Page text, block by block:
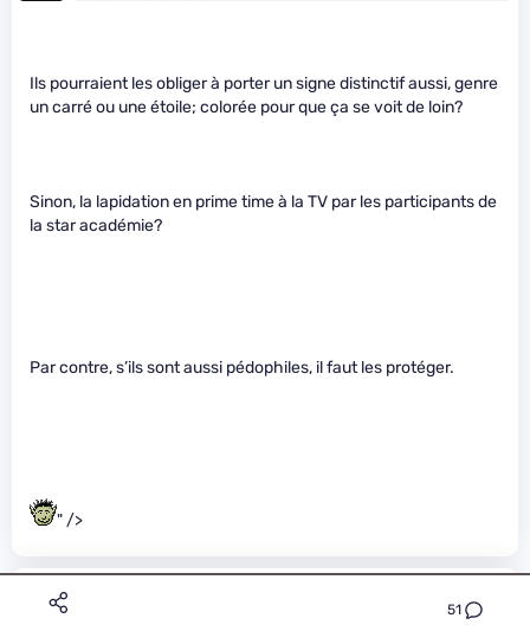
51
Ils pourraient les obliger à porter un signe distinctif aussi, genre
un carré ou une étoile; colorée pour que ça se voit de loin?
Sinon, la lapidation en prime time à la TV par les participants de
la star académie?
Par contre, s’ils sont aussi pédophiles, il faut les protéger.
" />